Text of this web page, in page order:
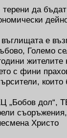
терени да
е
Големо
жителите
с фини
„Бобов дол“,
Христо